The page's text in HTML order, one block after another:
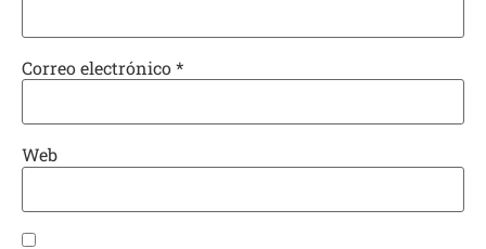
Correo electrónico*
Web